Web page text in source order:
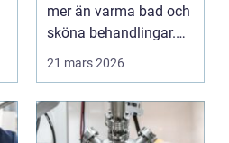
mer än varma bad och
sköna behandlingar.
Kombinationen av s...
21 mars 2026